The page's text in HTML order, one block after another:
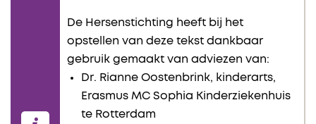
De Hersenstichting heeft bij het
opstellen van deze tekst dankbaar
gebruik gemaakt van adviezen van:
Dr. Rianne Oostenbrink, kinderarts,
Erasmus MC Sophia Kinderziekenhuis
te Rotterdam